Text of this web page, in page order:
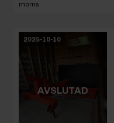
moms
2025-10-10
AVSLUTAD